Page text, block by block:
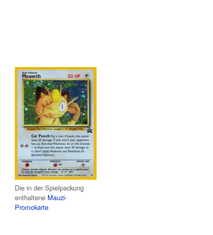
Die in der Spielpackung
enthaltene Mauzi-
Promokarte